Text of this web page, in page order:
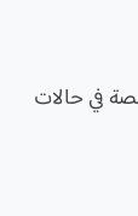
في حالات